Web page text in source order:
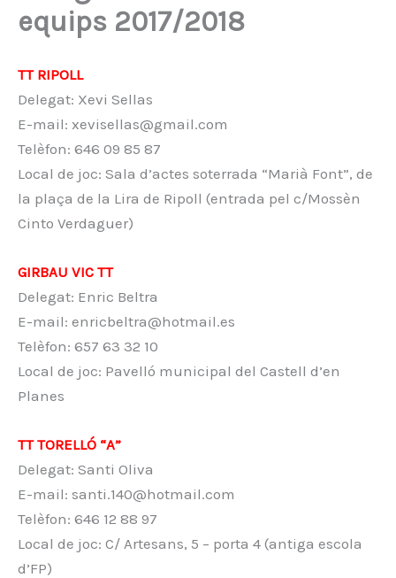
equips 2017/2018
TT RIPOLL
Delegat: Xevi Sellas
E-mail: xevisellas@gmail.com
Telèfon: 646 09 85 87
Local de joc: Sala d’actes soterrada “Marià Font”, de
la plaça de la Lira de Ripoll (entrada pel c/Mossèn
Cinto Verdaguer)
GIRBAU VIC TT
Delegat: Enric Beltra
E-mail: enricbeltra@hotmail.es
Telèfon: 657 63 32 10
Local de joc: Pavelló municipal del Castell d’en
Planes
TT TORELLÓ “A”
Delegat: Santi Oliva
E-mail: santi.140@hotmail.com
Telèfon: 646 12 88 97
Local de joc: C/ Artesans, 5 – porta 4 (antiga escola
d’FP)